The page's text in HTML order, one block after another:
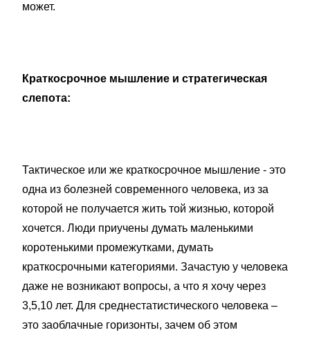
может.
Краткосрочное мышление и стратегическая
слепота:
Тактическое или же краткосрочное мышление - это
одна из болезней современного человека, из за
которой не получается жить той жизнью, которой
хочется. Люди приучены думать маленькими
коротенькими промежутками, думать
краткосрочными категориями. Зачастую у человека
даже не возникают вопросы, а что я хочу через
3,5,10 лет. Для среднестатистического человека –
это заоблачные горизонты, зачем об этом